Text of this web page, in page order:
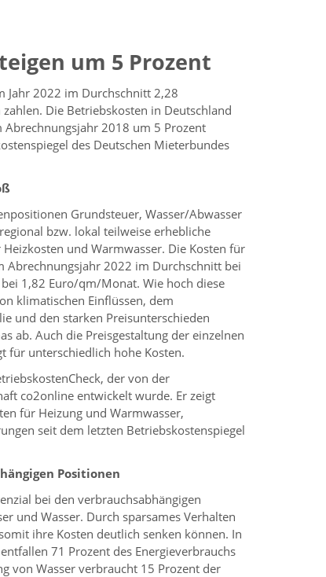
um 5 Prozent
Jahr 2022 im Durchschnitt 2,28
Die Betriebskosten in Deutschland
2018 um 5 Prozent
des Deutschen Mieterbundes
Grundsteuer, Wasser/Abwasser
bzw. lokal teilweise erhebliche
und Warmwasser. Die Kosten für
Abrechnungsjahr 2022 im Durchschnitt bei
1,82 Euro/qm/Monat. Wie hoch diese
klimatischen Einflüssen, dem
und den starken Preisunterschieden
ab. Auch die Preisgestaltung der einzelnen
für unterschiedlich hohe Kosten.
der von der
co2online entwickelt wurde. Er zeigt
für Heizung und Warmwasser,
seit dem letzten Betriebskostenspiegel
Positionen
bei den verbrauchsabhängigen
und Wasser. Durch sparsames Verhalten
ihre Kosten deutlich senken können. In
71 Prozent des Energieverbrauchs
von Wasser verbraucht 15 Prozent der